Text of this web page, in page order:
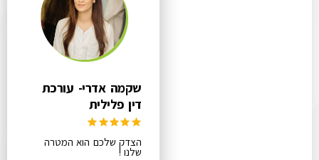
שקמה אדרי- עורכת
דין פלילית
הצדק שלכם הוא המטרה
שלנו !